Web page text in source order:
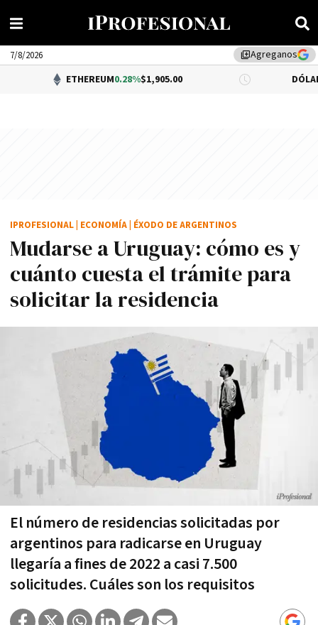
library_addAgreganos
7/8/2026
ETHEREUM0.28%$1,905.00 DÓLAR BNA
Mudarse a Uruguay: cómo es y
cuánto cuesta el trámite para
solicitar la residencia
El número de residencias solicitadas por
argentinos para radicarse en Uruguay
llegaría a fines de 2022 a casi 7.500
solicitudes. Cuáles son los requisitos
IPROFESIONAL ECONOMÍA ÉXODO DE ARGENTINOS